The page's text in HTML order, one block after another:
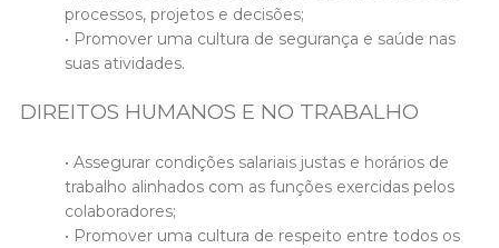
processos, projetos e decisões;
• Promover uma cultura de segurança e saúde nas
suas atividades.
DIREITOS HUMANOS E NO TRABALHO
• Assegurar condições salariais justas e horários de
trabalho alinhados com as funções exercidas pelos
colaboradores;
• Promover uma cultura de respeito entre todos os